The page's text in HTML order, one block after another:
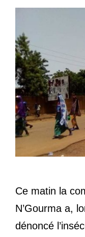
Ce matin la
N’Gourma a,
dénoncé